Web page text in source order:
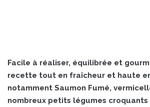
Facile à réaliser, équilibrée et
recette tout en fraîcheur et haute
notamment Saumon Fumé,
nombreux petits légumes croquants